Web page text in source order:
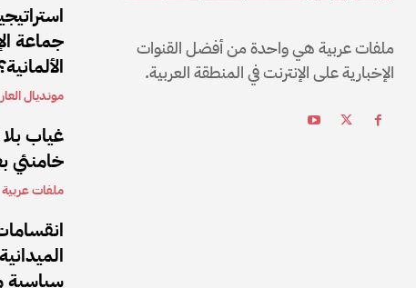
جماعة
مونديال العار
غياب
خامنئي بعد 5 أشهر من تولي
ملفات عربية
سياسية
ملفات عربية هي واحدة من أفضل القنوات
الإخبارية على الإنترنت في المنطقة العربية.